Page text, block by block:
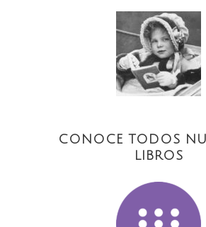
CONOCE TODOS
LIBROS